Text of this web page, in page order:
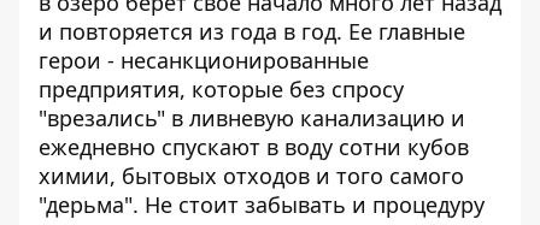
и повторяется из года в год. Ее главные
герои - несанкционированные
предприятия, которые без спросу
"врезались" в ливневую канализацию и
ежедневно спускают в воду сотни кубов
химии, бытовых отходов и того самого
"дерьма". Не стоит забывать и процедуру